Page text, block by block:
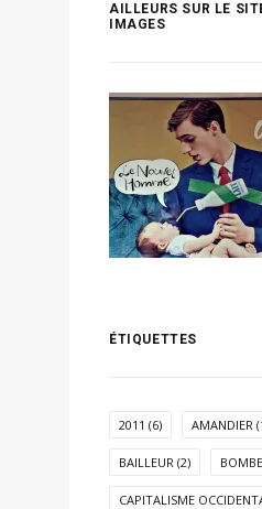
AILLEURS SUR LE
IMAGES
ÉTIQUETTES
2011 (6) AMANDIER
BAILLEUR (2)
CAPITALISME